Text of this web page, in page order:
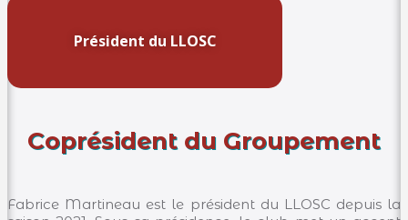
Président du LLOSC
Coprésident du Groupement
Fabrice Martineau est le président du LLOSC depuis la